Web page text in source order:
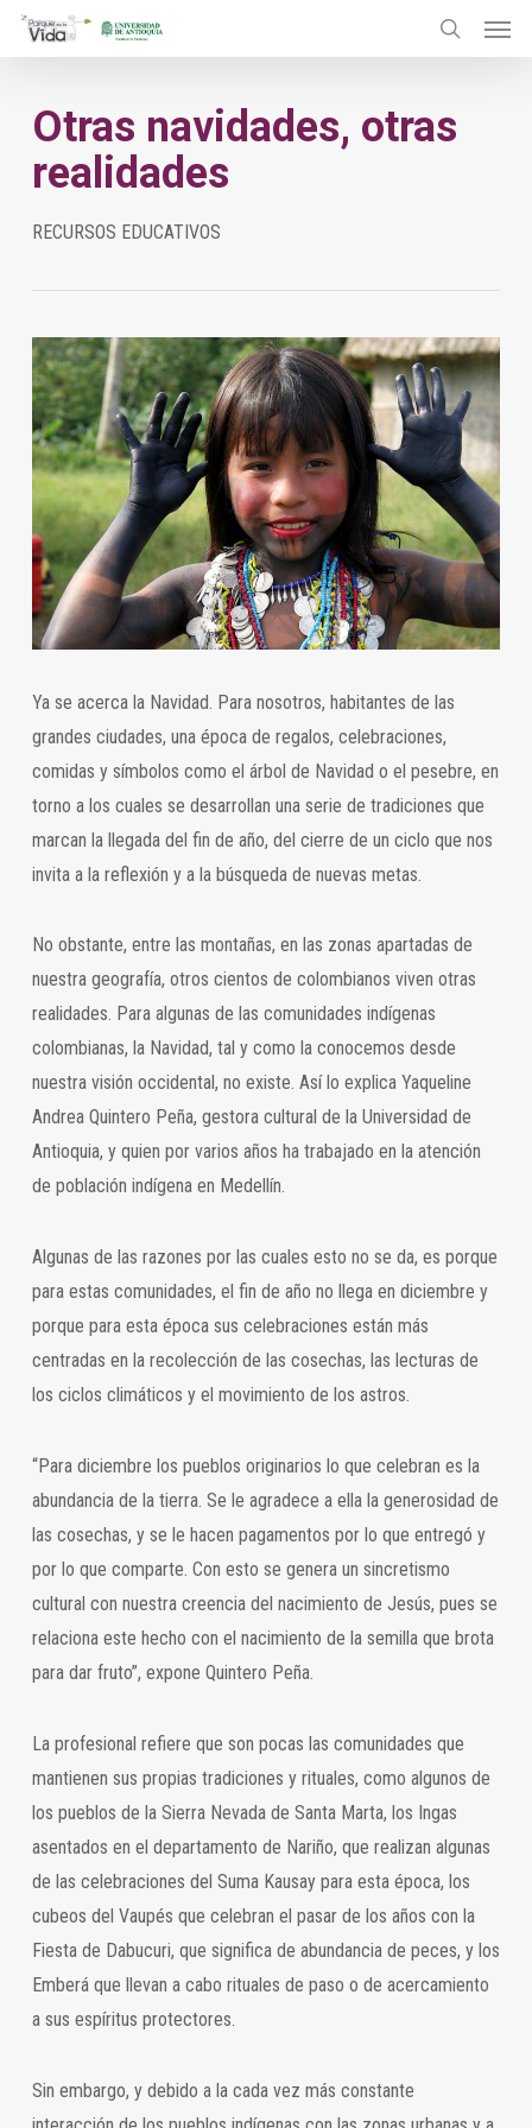
Skip
content
search
Otras navidades, otras
realidades
RECURSOS EDUCATIVOS
Ya se acerca la Navidad. Para nosotros, habitantes de las
grandes ciudades, una época de regalos, celebraciones,
comidas y símbolos como el árbol de Navidad o el pesebre, en
torno a los cuales se desarrollan una serie de tradiciones que
marcan la llegada del fin de año, del cierre de un ciclo que nos
invita a la reflexión y a la búsqueda de nuevas metas.
No obstante, entre las montañas, en las zonas apartadas de
nuestra geografía, otros cientos de colombianos viven otras
realidades. Para algunas de las comunidades indígenas
colombianas, la Navidad, tal y como la conocemos desde
nuestra visión occidental, no existe. Así lo explica Yaqueline
Andrea Quintero Peña, gestora cultural de la Universidad de
Antioquia, y quien por varios años ha trabajado en la atención
de población indígena en Medellín.
Algunas de las razones por las cuales esto no se da, es porque
para estas comunidades, el fin de año no llega en diciembre y
porque para esta época sus celebraciones están más
centradas en la recolección de las cosechas, las lecturas de
los ciclos climáticos y el movimiento de los astros.
“Para diciembre los pueblos originarios lo que celebran es la
abundancia de la tierra. Se le agradece a ella la generosidad de
las cosechas, y se le hacen pagamentos por lo que entregó y
por lo que comparte. Con esto se genera un sincretismo
cultural con nuestra creencia del nacimiento de Jesús, pues se
relaciona este hecho con el nacimiento de la semilla que brota
para dar fruto”, expone Quintero Peña.
La profesional refiere que son pocas las comunidades que
mantienen sus propias tradiciones y rituales, como algunos de
los pueblos de la Sierra Nevada de Santa Marta, los Ingas
asentados en el departamento de Nariño, que realizan algunas
de las celebraciones del Suma Kausay para esta época, los
cubeos del Vaupés que celebran el pasar de los años con la
Fiesta de Dabucuri, que significa de abundancia de peces, y los
Emberá que llevan a cabo rituales de paso o de acercamiento
a sus espíritus protectores.
Sin embargo, y debido a la cada vez más constante